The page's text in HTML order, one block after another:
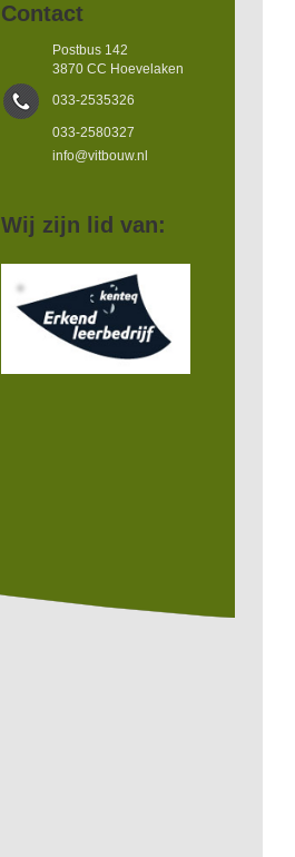
Contact
Postbus 142
3870 CC Hoevelaken
033-2535326
033-2580327
info@vitbouw.nl
Wij zijn lid van: